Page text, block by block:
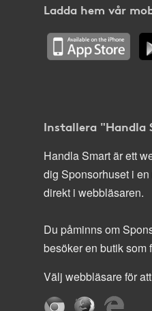
Ladda hem vår
Installera "Handla
Handla Smart är ett
dig Sponsorhuset i
direkt i webbläsaren.
Du påminns om
besöker en butik som
Välj webbläsare för